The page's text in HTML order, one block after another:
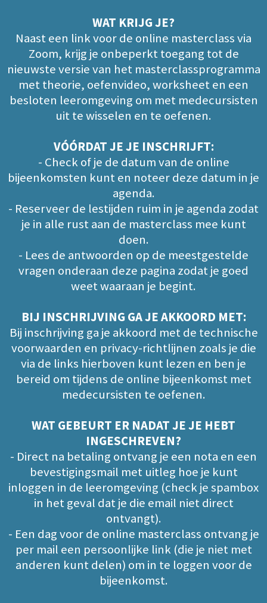
WAT KRIJG JE?
Naast een link voor de online masterclass via
Zoom, krijg je onbeperkt toegang tot de
nieuwste versie van het masterclassprogramma
met theorie, oefenvideo, worksheet en een
besloten leeromgeving om met medecursisten
uit te wisselen en te oefenen.
VÓÓRDAT JE JE INSCHRIJFT:
- Check of je de datum van de online
bijeenkomsten kunt en noteer deze datum in je
agenda.
- Reserveer de lestijden ruim in je agenda zodat
je in alle rust aan de masterclass mee kunt
doen.
- Lees de antwoorden op de meestgestelde
vragen onderaan deze pagina zodat je goed
weet waaraan je begint.
BIJ INSCHRIJVING GA JE AKKOORD MET:
Bij inschrijving ga je akkoord met de technische
voorwaarden en privacy-richtlijnen zoals je die
via de links hierboven kunt lezen en ben je
bereid om tijdens de online bijeenkomst met
medecursisten te oefenen.
WAT GEBEURT ER NADAT JE JE HEBT
INGESCHREVEN?
- Direct na betaling ontvang je een nota en een
bevestigingsmail met uitleg hoe je kunt
inloggen in de leeromgeving (check je spambox
in het geval dat je die email niet direct
ontvangt).
- Een dag voor de online masterclass ontvang je
per mail een persoonlijke link (die je niet met
anderen kunt delen) om in te loggen voor de
bijeenkomst.